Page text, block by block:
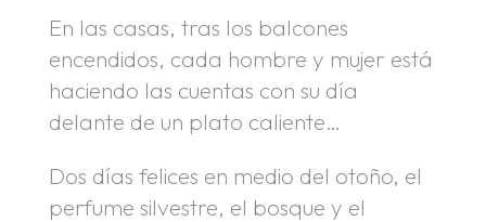
En las casas, tras los balcones
encendidos, cada hombre y mujer está
haciendo las cuentas con su día
delante de un plato caliente…
Dos días felices en medio del otoño, el
perfume silvestre, el bosque y el